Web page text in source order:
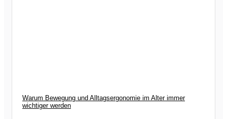
Warum Bewegung und Alltagsergonomie im Alter immer
wichtiger werden